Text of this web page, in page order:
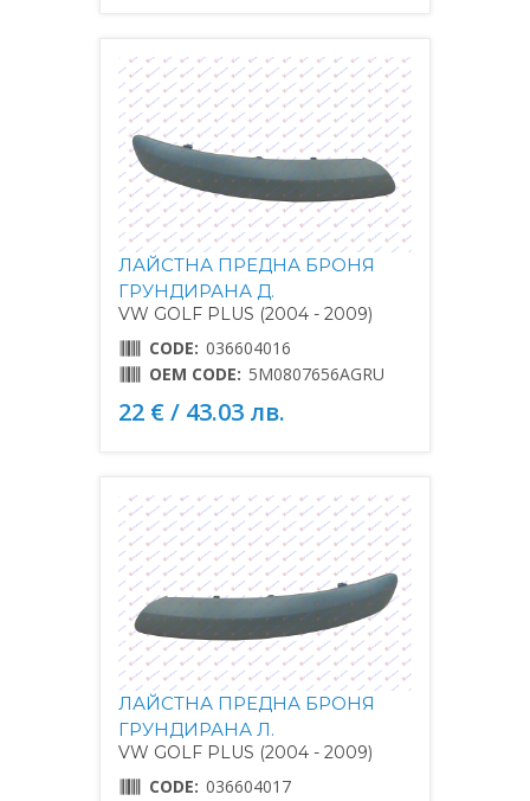
ЛАЙСТНА ПРЕДНА БРОНЯ
ГРУНДИРАНА Д.
VW GOLF PLUS (2004 - 2009)
CODE: 036604016
OEM CODE: 5M0807656AGRU
22 € / 43.03 лв.
ЛАЙСТНА ПРЕДНА БРОНЯ
ГРУНДИРАНА Л.
VW GOLF PLUS (2004 - 2009)
CODE: 036604017